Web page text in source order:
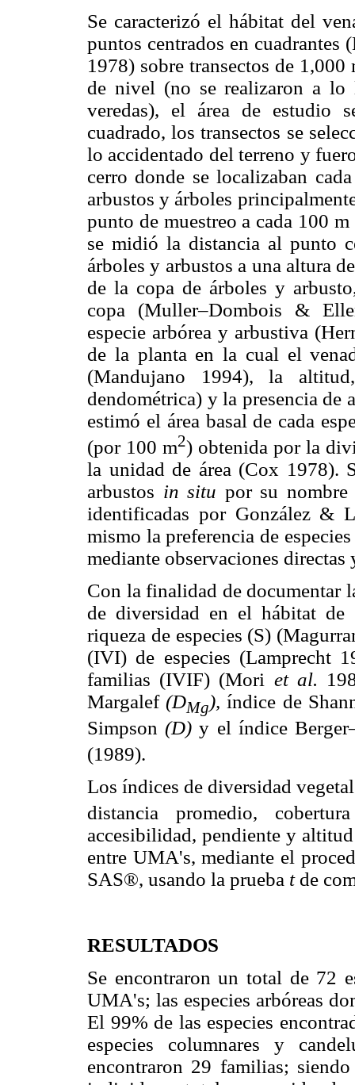
Se caracterizó el hábitat del
puntos centrados en
1978) sobre transectos de
de nivel (no se realizaron a lo
veredas), el área de estudio
cuadrado, los transectos se
lo accidentado del terreno y
cerro donde se localizaban
arbustos y árboles
punto de muestreo a cada 100
se midió la distancia al punto
árboles y arbustos a una altura
de la copa de árboles y
copa (Muller–Dombois &
especie arbórea y arbustiva
de la planta en la cual el
(Mandujano 1994), la
dendométrica) y la presencia de
estimó el área basal de cada
(por 100 m2) obtenida por la
la unidad de área (Cox 1978).
arbustos in situ por su nombre
identificadas por González &
mismo la preferencia de
mediante observaciones
Con la finalidad de documentar
de diversidad en el hábitat
riqueza de especies (S)
(IVI) de especies (Lamprecht
familias (IVIF) (Mori et al.
Margalef(DMg), índice de
Simpson(D)y el índice
(1989).
Los índices de diversidad
distancia promedio,
accesibilidad, pendiente y
entre UMA's, mediante el
SAS®, usando la prueba t de
RESULTADOS
Se encontraron un total de 72
UMA's; las especies arbóreas
El 99% de las especies
especies columnares y
encontraron 29 familias;